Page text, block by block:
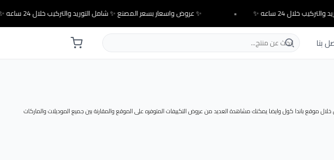
✨ عروض واسعار بسعر المصنع ✨ شامل التوريد والتركيب خلال 24 ساعه ✨ خلال 24 ساعه ✨ •
بنا
باندا كول وايضا يمكنك مشاهدة العديد من عروض التكييفات المتوفره على الموقع والمقارنة بين جميع الموديلات والماركات